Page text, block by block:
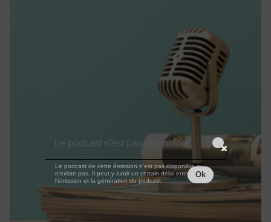
Le podcast n'est pas disponible
Le podcast de cette émission n'est pas disponible ou
n'existe pas. Il peut y avoir un certain délai entre la fin de
l'émission et la génération du podcast.
Ok